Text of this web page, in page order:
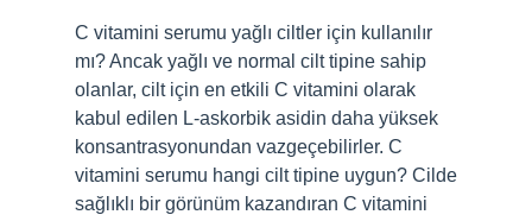
C vitamini serumu yağlı ciltler için kullanılır
mı? Ancak yağlı ve normal cilt tipine sahip
olanlar, cilt için en etkili C vitamini olarak
kabul edilen L-askorbik asidin daha yüksek
konsantrasyonundan vazgeçebilirler. C
vitamini serumu hangi cilt tipine uygun? Cilde
sağlıklı bir görünüm kazandıran C vitamini